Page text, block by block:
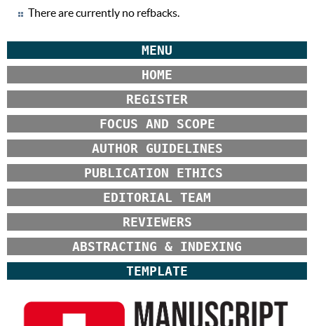
There are currently no refbacks.
MENU
HOME
REGISTER
FOCUS AND SCOPE
AUTHOR GUIDELINES
PUBLICATION ETHICS
EDITORIAL TEAM
REVIEWERS
ABSTRACTING & INDEXING
TEMPLATE